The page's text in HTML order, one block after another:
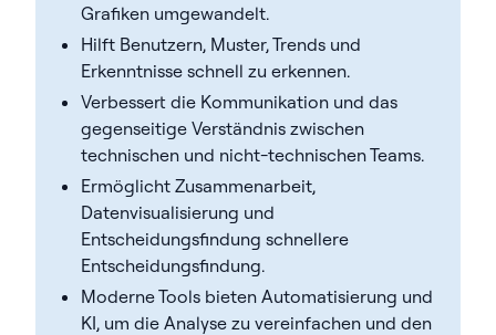
Grafiken umgewandelt.
Hilft Benutzern, Muster, Trends und
Erkenntnisse schnell zu erkennen.
Verbessert die Kommunikation und das
gegenseitige Verständnis zwischen
technischen und nicht-technischen Teams.
Ermöglicht Zusammenarbeit,
Datenvisualisierung und
Entscheidungsfindung schnellere
Entscheidungsfindung.
Moderne Tools bieten Automatisierung und
KI, um die Analyse zu vereinfachen und den